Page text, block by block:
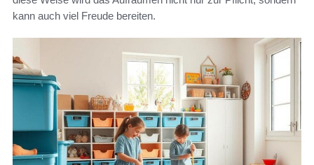
kann auch viel Freude bereiten.